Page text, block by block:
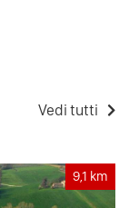
Vedi tutti
9,1 km